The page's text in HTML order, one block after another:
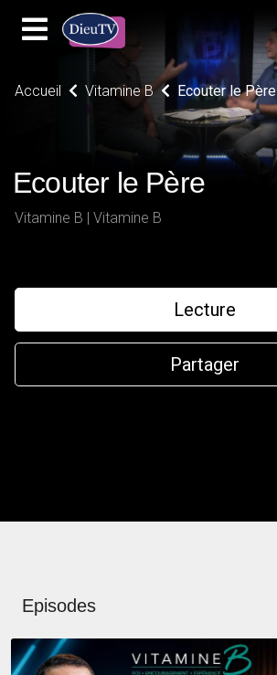
Accueil Vitamine B Ecouter le Père
Ecouter le Père
Vitamine B | Vitamine B
Lecture
Partager
Episodes